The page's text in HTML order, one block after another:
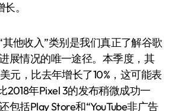
。
收入”类别是我们真正了解谷歌
展情况的唯一途径。本季度，其
元，比去年增长了10%，这可能表
2018年Pixel 3的发布稍微成功一
包括Play Store和“YouTube非广告